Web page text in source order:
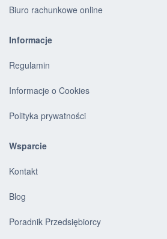
Biuro rachunkowe online
Informacje
Regulamin
Informacje o Cookies
Polityka prywatności
Wsparcie
Kontakt
Blog
Poradnik Przedsiębiorcy